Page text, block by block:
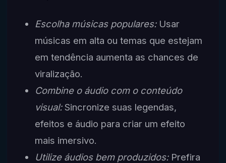
Escolha músicas populares:Usar
músicas em alta ou temas que estejam
em tendência aumenta as chances de
viralização.
Combine o áudio com o conteúdo
visual:Sincronize suas legendas,
efeitos e áudio para criar um efeito
mais imersivo.
Utilize áudios bem produzidos:Prefira